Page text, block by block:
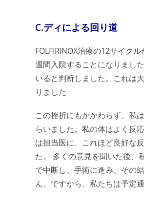
C.ディによる回り道
FOLFIRINOX治療の12サイク
週間入院することになりまし
いると判断しました。これは
りました
この挫折にもかかわらず、私
らいました。私の体はよく反
は担当医に、これほど良好な
た。 多くの意見を聞いた後、
で中断し、手術に進み、その
ん。ですから、私たちは予定